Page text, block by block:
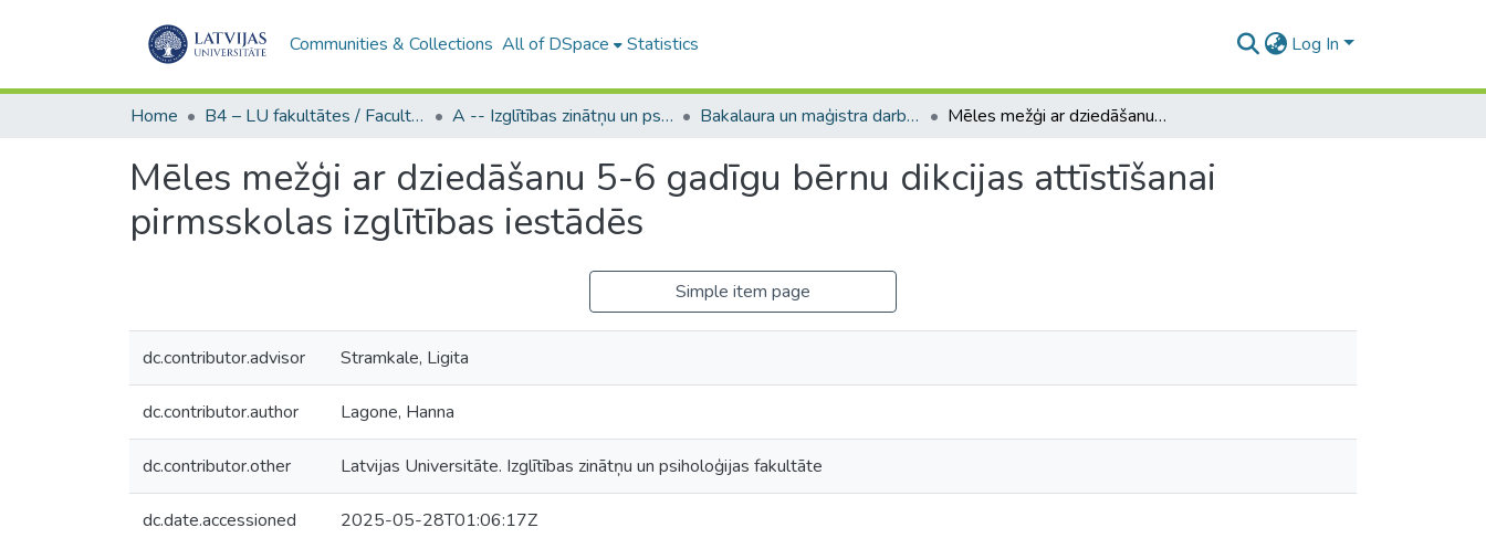
Communities & Collections All of DSpace Statistics Log In
Home B4 – LU fakultātes / Faculties of the UL A -- Izglītības zinātņu un psiholoģijas fakultāte / Faculty of Education Sciences and Psychology Bakalaura un maģistra darbi (PPMF) / Bachelor's and Master's theses Mēles mežģi ar dziedāšanu 5-6 gadīgu bērnu dikcijas attīstīšanai pirmsskolas izglītības iestādēs
Mēles mežģi ar dziedāšanu 5-6 gadīgu bērnu dikcijas attīstīšanai
pirmsskolas izglītības iestādēs
Simple item page
dc.contributor.advisor Stramkale, Ligita
dc.contributor.author Lagone, Hanna
dc.contributor.other Latvijas Universitāte. Izglītības zinātņu un psiholoģijas fakultāte
dc.date.accessioned 2025-05-28T01:06:17Z